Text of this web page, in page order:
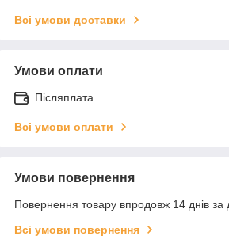
Всі умови доставки
Умови оплати
Післяплата
Всі умови оплати
Умови повернення
Повернення товару впродовж 14 днів за
Всі умови повернення